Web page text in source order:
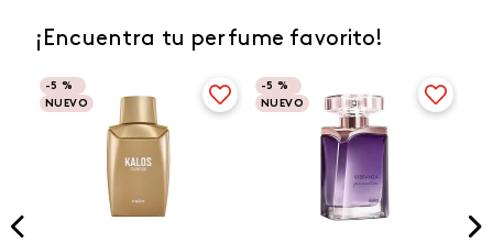
¡Encuentra tu perfume favorito!
-5 %
NUEVO
-5 %
NUEVO